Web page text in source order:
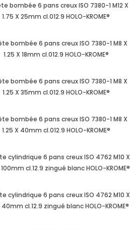
bombée 6 pans creux ISO 7380-1 M12 X
1.75 X 25mm cl.012.9 HOLO-KROME®
bombée 6 pans creux ISO 7380-1 M8 X
1.25 X 18mm cl.012.9 HOLO-KROME®
bombée 6 pans creux ISO 7380-1 M8 X
1.25 X 35mm cl.012.9 HOLO-KROME®
bombée 6 pans creux ISO 7380-1 M8 X
1.25 X 40mm cl.012.9 HOLO-KROME®
cylindrique 6 pans creux ISO 4762 M10 X
100mm cl.12.9 zingué blanc HOLO-KROME®
cylindrique 6 pans creux ISO 4762 M10 X
40mm cl.12.9 zingué blanc HOLO-KROME®